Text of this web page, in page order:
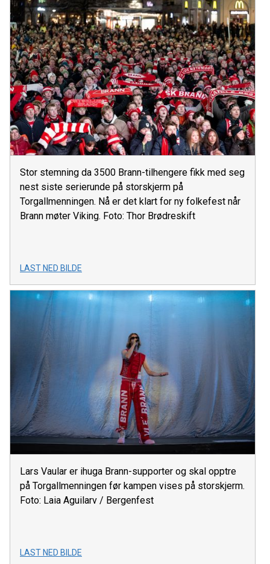
Stor stemning da 3500 Brann-tilhengere fikk med seg
nest siste serierunde på storskjerm på
Torgallmenningen. Nå er det klart for ny folkefest når
Brann møter Viking. Foto: Thor Brødreskift
LAST NED BILDE
Lars Vaular er ihuga Brann-supporter og skal opptre
på Torgallmenningen før kampen vises på storskjerm.
Foto: Laia Aguilarv / Bergenfest
LAST NED BILDE